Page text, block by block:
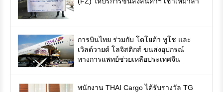
การบินไทย ร่วมกับ โตโยต้า ทูโช และ
เวิลด์วายด์ โลจิสติกส์ ขนส่งอุปกรณ์
ทางการแพทย์ช่วยเหลือประเทศจีน
พนักงาน THAI Cargo ได้รับรางวัล TG